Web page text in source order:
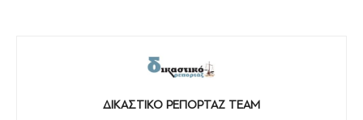
ΔΙΚΑΣΤΙΚΟ ΡΕΠΟΡΤΑΖ TEAM